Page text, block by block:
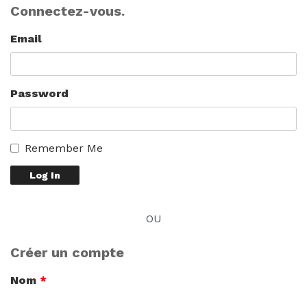
Connectez-vous.
Email
Password
Remember Me
OU
Créer un compte
Nom *